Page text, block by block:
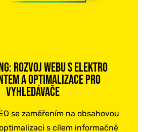
ROZVOJ WEBU S ELEKTRO
A OPTIMALIZACE PRO
VYHLEDÁVAČE
se zaměřením na obsahovou
s cílem informačně